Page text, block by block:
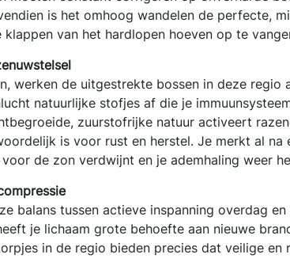
is het omhoog wandelen de perfecte,
van het hardlopen hoeven op te
werken de uitgestrekte bossen in deze regio
natuurlijke stofjes af die je
zuurstofrijke natuur activeert
is voor rust en herstel. Je merkt al na
de zon verdwijnt en je ademhaling weer
balans tussen actieve inspanning overdag
je lichaam grote behoefte aan nieuwe
in de regio bieden precies dat veilige